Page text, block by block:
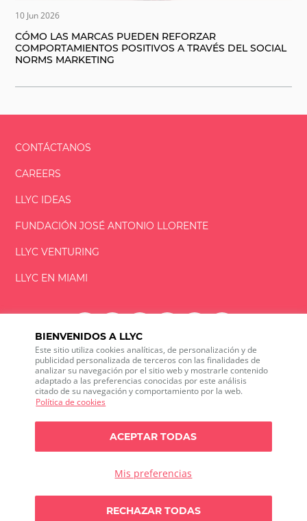
BIENVENIDOS A LLYC
Este sitio utiliza cookies analíticas, de personalización y de
publicidad personalizada de terceros con las finalidades de
analizar su navegación por el sitio web y mostrarle contenido
adaptado a las preferencias conocidas por este análisis
citado de su navegación y comportamiento por la web.
Política de cookies
Mis preferencias
RECHAZAR TODAS
ACEPTAR TODAS
10 Jun 2026
CÓMO LAS MARCAS PUEDEN REFORZAR
COMPORTAMIENTOS POSITIVOS A TRAVÉS DEL SOCIAL
NORMS MARKETING
CONTÁCTANOS
CAREERS
LLYC IDEAS
FUNDACIÓNJOSÉ ANTONIO LLORENTE
LLYC VENTURING
LLYC EN MIAMI
LLYC © 2026 Todos los derechos reservados
ES EN PT BR
600 Brickell Avenue, Suite 2125 Miami, Florida 33131
Política de cookies
Política de privacidad sobre Social media listening
Política de seguridad de la información